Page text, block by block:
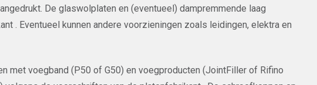
De glaswolplaten en (eventueel) dampremmende laag
. Eventueel kunnen andere voorzieningen zoals leidingen, elektra en
met voegband (P50 of G50) en voegproducten (JointFiller of Rifino